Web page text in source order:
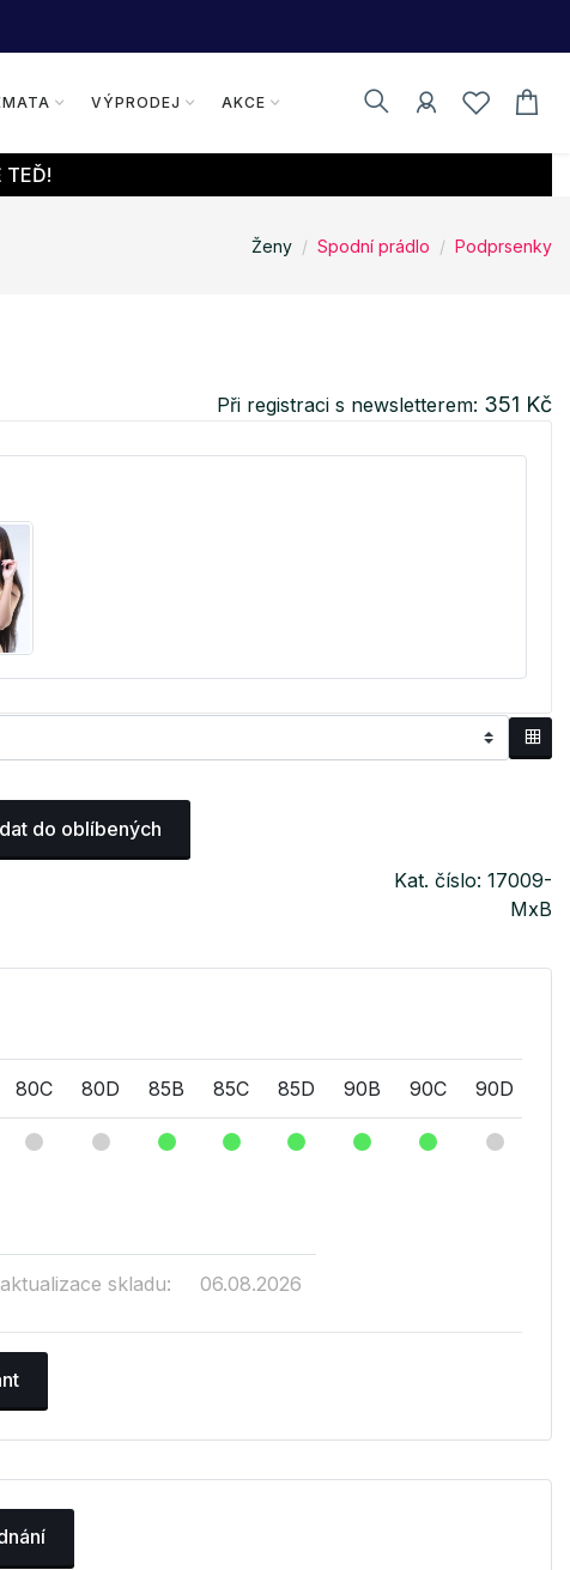
VÝPRODEJ AKCE
TEĎ!
Ženy Spodní prádlo Podprsenky
Při registraci s newsletterem: 351 Kč
do oblíbených
Kat. číslo: 17009-
MxB
80C 80D 85B 85C 85D 90B 90C 90D
skladu: 06.08.2026